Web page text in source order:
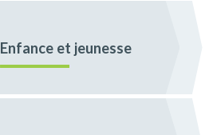
Enfance et jeunesse